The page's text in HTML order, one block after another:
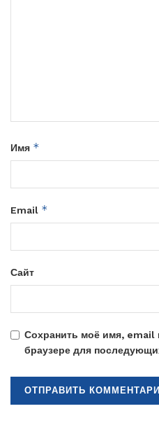
Имя *
Email *
Сайт
Сохранить моё имя, email
браузере для